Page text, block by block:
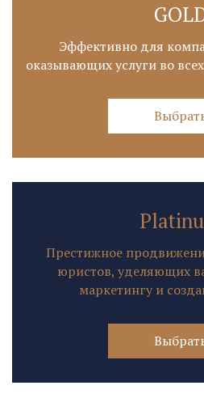
Эффективно для
оказывающих услуги во
Престижное
юристов, уделяющих
маркетингу и